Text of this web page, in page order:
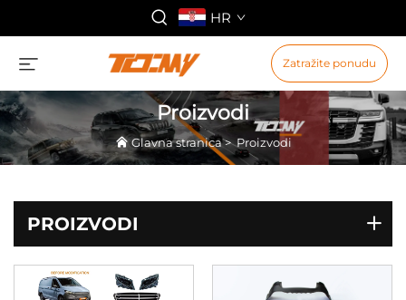
HR
Zatražite ponudu
Proizvodi
Glavna stranica>Proizvodi
PROIZVODI